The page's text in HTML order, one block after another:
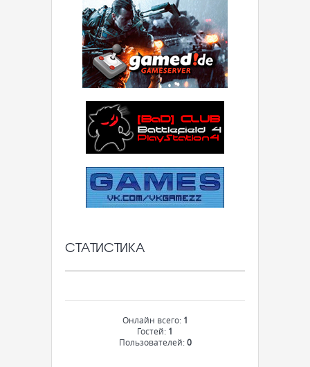
СТАТИСТИКА
Онлайн всего: 1
Гостей: 1
Пользователей:0